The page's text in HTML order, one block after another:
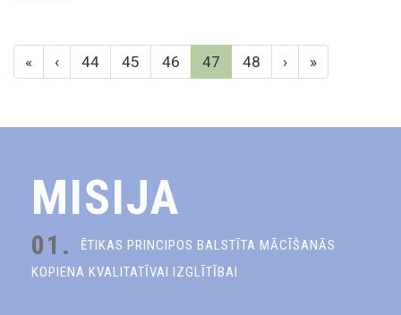
« ‹ 44 45 46 47 48 › »
MISIJA
01.
ĒTIKAS PRINCIPOS BALSTĪTA MĀCĪŠANĀS
KOPIENA KVALITATĪVAI IZGLĪTĪBAI